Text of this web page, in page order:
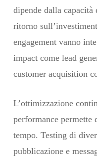
dipende dalla
ritorno
engagement vanno
impact come lead
customer acquisition
L’ottimizzazione
performance permette
tempo. Testing di
pubblicazione e